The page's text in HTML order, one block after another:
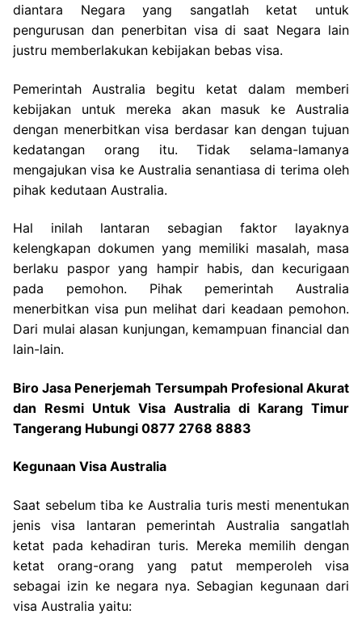
diantara Negara yang sangatlah ketat untuk
pengurusan dan penerbitan visa di saat Negara lain
justru memberlakukan kebijakan bebas visa.
Pemerintah Australia begitu ketat dalam memberi
kebijakan untuk mereka akan masuk ke Australia
dengan menerbitkan visa berdasar kan dengan tujuan
kedatangan orang itu. Tidak selama-lamanya
mengajukan visa ke Australia senantiasa di terima oleh
pihak kedutaan Australia.
Hal inilah lantaran sebagian faktor layaknya
kelengkapan dokumen yang memiliki masalah, masa
berlaku paspor yang hampir habis, dan kecurigaan
pada pemohon. Pihak pemerintah Australia
menerbitkan visa pun melihat dari keadaan pemohon.
Dari mulai alasan kunjungan, kemampuan financial dan
lain-lain.
Biro Jasa Penerjemah Tersumpah Profesional Akurat
dan Resmi Untuk Visa Australia di Karang Timur
Tangerang Hubungi 0877 2768 8883
Kegunaan Visa Australia
Saat sebelum tiba ke Australia turis mesti menentukan
jenis visa lantaran pemerintah Australia sangatlah
ketat pada kehadiran turis. Mereka memilih dengan
ketat orang-orang yang patut memperoleh visa
sebagai izin ke negara nya. Sebagian kegunaan dari
visa Australia yaitu: